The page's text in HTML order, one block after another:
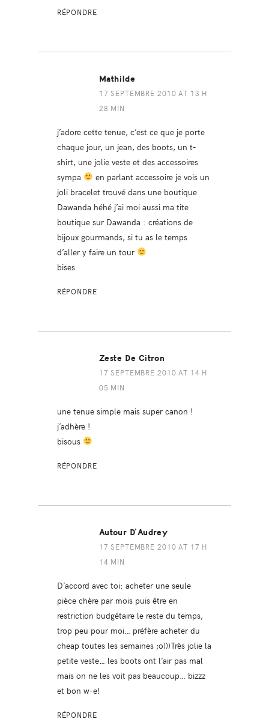
RÉPONDRE
Mathilde
17 SEPTEMBRE 2010 AT 13 H
28 MIN
j’adore cette tenue, c’est ce que je porte
chaque jour, un jean, des boots, un t-
shirt, une jolie veste et des accessoires
sympa
en parlant accessoire je vois un
joli bracelet trouvé dans une boutique
Dawanda héhé j’ai moi aussi ma tite
boutique sur Dawanda : créations de
bijoux gourmands, si tu as le temps
d’aller y faire un tour
bises
RÉPONDRE
Zeste De Citron
17 SEPTEMBRE 2010 AT 14 H
05 MIN
une tenue simple mais super canon !
j’adhère !
bisous
RÉPONDRE
Autour D'Audrey
17 SEPTEMBRE 2010 AT 17 H
14 MIN
D’accord avec toi: acheter une seule
pièce chère par mois puis être en
restriction budgétaire le reste du temps,
trop peu pour moi… préfère acheter du
cheap toutes les semaines ;o)))Très jolie la
petite veste… les boots ont l’air pas mal
mais on ne les voit pas beaucoup… bizzz
et bon w-e!
RÉPONDRE